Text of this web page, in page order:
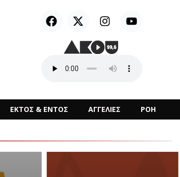
ΕΚΤΟΣ & ΕΝΤΟΣ ΑΓΓΕΛΙΕΣ ΡΟΗ